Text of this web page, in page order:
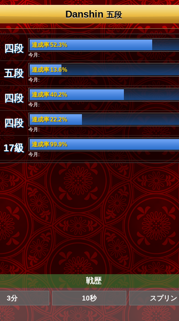
Danshin五段
四段 達成率 52.3%
今月:
五段 達成率 13.6%
今月:
四段 達成率 40.2%
今月:
四段 達成率 22.2%
今月:
17級 達成率 99.9%
今月:
戦歴
3分 10秒 スプリン